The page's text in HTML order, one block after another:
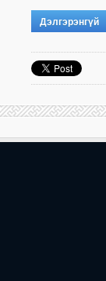
Дэлгэрэнгүй